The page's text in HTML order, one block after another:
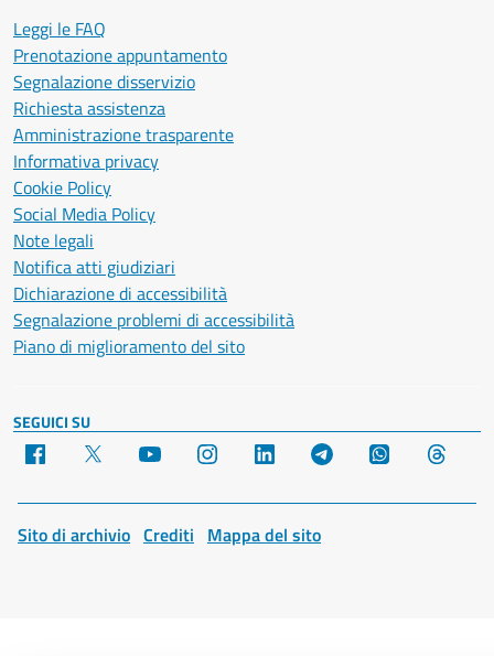
Leggi le FAQ
Prenotazione appuntamento
Segnalazione disservizio
Richiesta assistenza
Amministrazione trasparente
Informativa privacy
Cookie Policy
Social Media Policy
Note legali
Notifica atti giudiziari
Dichiarazione di accessibilità
Segnalazione problemi di accessibilità
Piano di miglioramento del sito
SEGUICI SU
Facebook YouTube Instagram LinkedIn Telegram WhatsApp
Sito di archivio Crediti Mappa del sito